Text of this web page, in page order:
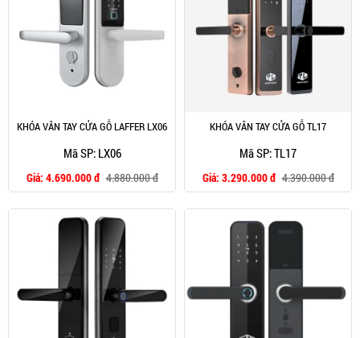
KHÓA VÂN TAY CỬA GỖ LAFFER LX06
Mã SP: LX06
Giá: 4.690.000 đ 4.880.000 đ
KHÓA VÂN TAY CỬA GỖ TL17
Mã SP: TL17
Giá: 3.290.000 đ 4.390.000 đ